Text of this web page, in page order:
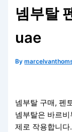
넴부탈
uae
By
넴부탈 구매, 펜
넴부탈은 바르
제로 작용합니